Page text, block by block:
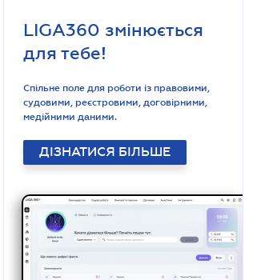
LIGA360 змінюється
для тебе!
Спільне поле для роботи із правовими,
судовими, реєстровими, договірними,
медійними даними.
ДІЗНАТИСЯ БІЛЬШЕ